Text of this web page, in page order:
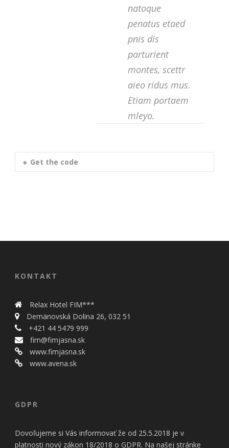
natoque
penatus etaed
pnis dis
parturient
montes, scettr
aieo ridus mus.
Etiam portaem
mleyo.
Get the code
KONTAKT
Relax Hotel FIM***
Demänovská Dolina 26, 032 51
+421 44 5479 999
fim@fimjasna.sk
www.fimjasna.sk
www.avena.sk
GDPR
Dovoľujeme si Vás informovať že od 25.5.2018 je v
platnosti nový zákon 18/2018 o GDPR. Na našej stránke